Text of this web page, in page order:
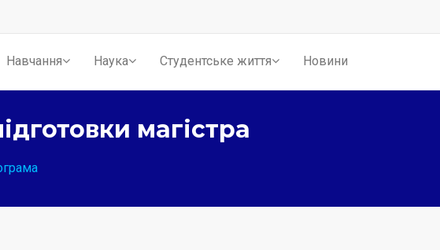
Навчання Наука Студентське життя Новини
магістра